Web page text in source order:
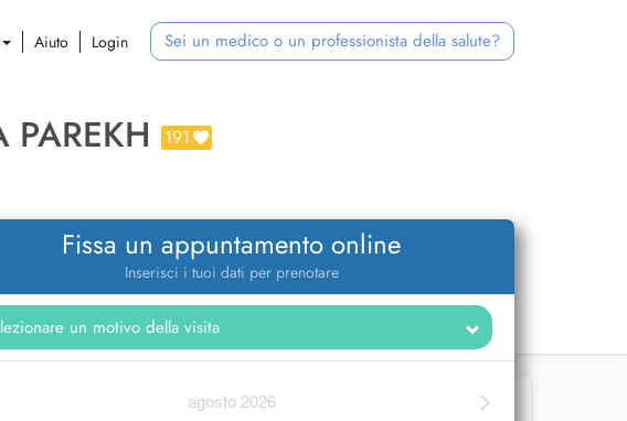
Aiuto Login Sei un medico o un professionista della salute?
PAREKH 191
Fissa un appuntamento online
Inserisci i tuoi dati per prenotare
>
agosto 2026